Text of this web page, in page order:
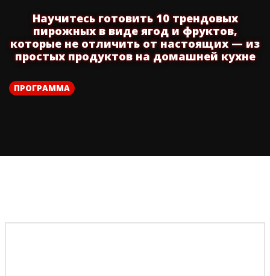
Научитесь готовить 10 трендовых
пирожных в виде ягод и фруктов,
которые не отличить от настоящих — из
простых продуктов на домашней кухне
ПРОГРАММА